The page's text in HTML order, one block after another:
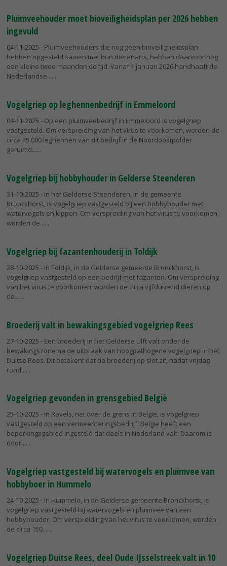
Pluimveehouder moet bioveiligheidsplan per 2026 hebben
ingevuld
04-11-2025 - Pluimveehouders die nog geen bioveiligheidsplan
hebben opgesteld samen met hun dierenarts, hebben daarvoor nog
een kleine twee maanden de tijd. Vanaf 1 januari 2026 handhaaft de
Nederlandse...
Vogelgriep op leghennenbedrijf in Emmeloord
04-11-2025 - Op een pluimveebedrijf in Emmeloord is vogelgriep
vastgesteld. Om verspreiding van het virus te voorkomen, worden de
circa 45.000 leghennen van dit bedrijf in de Noordoostpolder
geruimd...
Vogelgriep bij hobbyhouder in Gelderse Steenderen
31-10-2025 - In het Gelderse Steenderen, in de gemeente
Bronckhorst, is vogelgriep vastgesteld bij een hobbyhouder met
watervogels en kippen. Om verspreiding van het virus te voorkomen,
worden de...
Vogelgriep bij fazantenhouderij in Toldijk
28-10-2025 - In Toldijk, in de Gelderse gemeente Bronckhorst, is
vogelgriep vastgesteld op een bedrijf met fazanten. Om verspreiding
van het virus te voorkomen, worden de circa vijfduizend dieren op
de...
Broederij valt in bewakingsgebied vogelgriep Rees
27-10-2025 - Een broederij in het Gelderse Ulft valt onder de
bewakingszone na de uitbraak van hoogpathogene vogelgriep in het
Duitse Rees. Dit betekent dat de broederij op slot zit, nadat vrijdag
rond...
Vogelgriep gevonden in grensgebied België
25-10-2025 - In Ravels, net over de grens in België, is vogelgriep
vastgesteld op een vermeerderingsbedrijf. België heeft een
beperkingsgebied ingesteld dat deels in Nederland valt. Daarom is
door...
Vogelgriep vastgesteld bij watervogels en pluimvee van
hobbyboer in Hummelo
24-10-2025 - In Hummelo, in de Gelderse gemeente Bronckhorst, is
vogelgriep vastgesteld bij watervogels en pluimvee van een
hobbyhouder. Om verspreiding van het virus te voorkomen, worden
de circa 150...
Vogelgriep Duitse Rees, deel Oude IJsselstreek valt in 10